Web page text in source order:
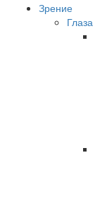
Зрение
Глаза